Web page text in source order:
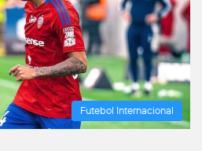
Futebol Internacional